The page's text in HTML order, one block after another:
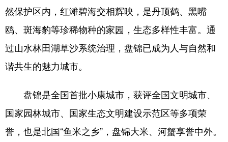
然保护区内，红滩碧海交相辉映，是丹顶鹤、黑嘴
鸥、斑海豹等珍稀物种的家园，生态多样性丰富。通
过山水林田湖草沙系统治理，盘锦已成为人与自然和
谐共生的魅力城市。
盘锦是全国首批小康城市，获评全国文明城市、
国家园林城市、国家生态文明建设示范区等多项荣
誉，也是北国“鱼米之乡”，盘锦大米、河蟹享誉中外。